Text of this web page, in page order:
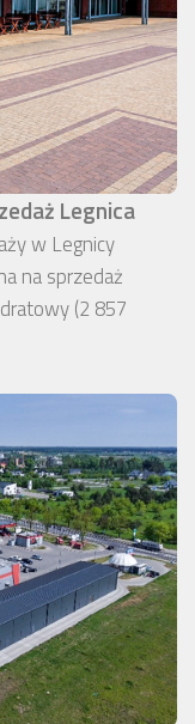
Legnica
w Legnicy
na sprzedaż
(2 857